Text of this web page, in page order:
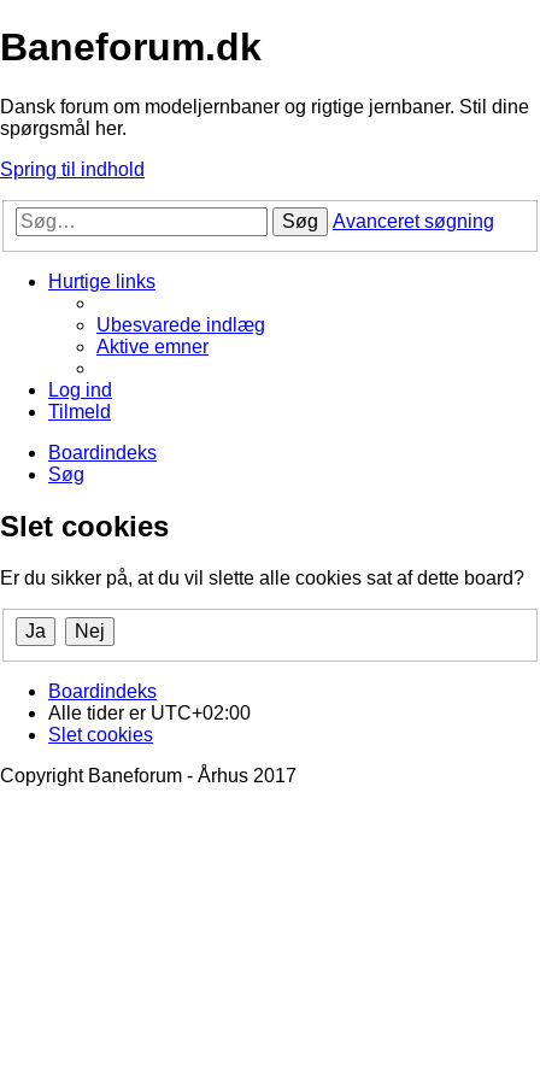
Baneforum.dk
Dansk forum om modeljernbaner og rigtige jernbaner. Stil dine
spørgsmål her.
Spring til indhold
Søg Avanceret søgning
Hurtige links
Ubesvarede indlæg
Aktive emner
Log ind
Tilmeld
Boardindeks
Søg
Slet cookies
Er du sikker på, at du vil slette alle cookies sat af dette board?
Boardindeks
Alle tider er UTC+02:00
Slet cookies
Copyright Baneforum - Århus 2017